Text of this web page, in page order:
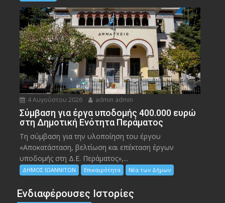
4 Αυγούστου 2026 admin admin
Σύμβαση για έργα υποδομής 400.000 ευρώ
στη Δημοτική Ενότητα Περάματος
Τη σύμβαση για την υλοποίηση του έργου
«Αποκατάσταση, βελτίωση και επέκταση έργων
υποδομής στη Δ.Ε. Περάματος»,...
ΔΗΜΟΣ ΙΩΑΝΝΙΤΩΝ Επικαιρότητα Νέα των Δήμων
Ενδιαφέρουσες Ιστορίες